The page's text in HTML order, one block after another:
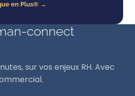
en Plus® →
connect
sur vos enjeux RH. Avec